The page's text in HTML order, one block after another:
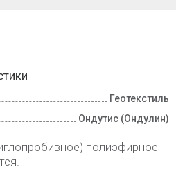
Геотекстиль
Ондутис (Ондулин)
полиэфирное